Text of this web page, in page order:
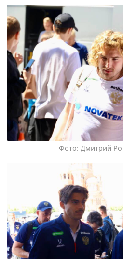
Фото: Дмитрий